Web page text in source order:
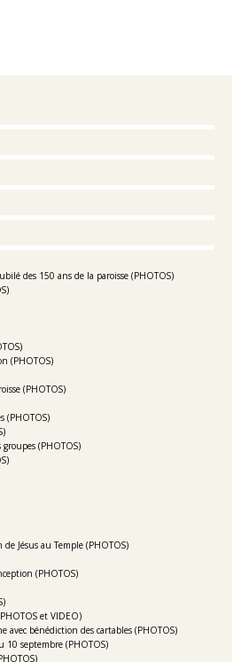
des 150 ans de la paroisse (PHOTOS)
(PHOTOS)
(PHOTOS)
(PHOTOS)
(PHOTOS)
Jésus au Temple (PHOTOS)
(PHOTOS)
et VIDEO)
avec bénédiction des cartables (PHOTOS)
10 septembre (PHOTOS)